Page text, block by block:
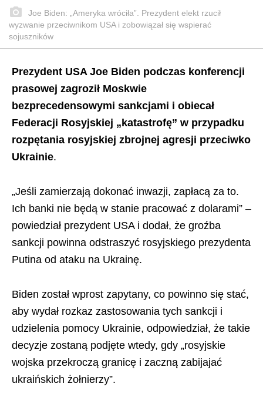
Joe Biden: „Ameryka wróciła”. Prezydent elekt rzucił
wyzwanie przeciwnikom USA i zobowiązał się wspierać
sojuszników
Prezydent USA Joe Biden podczas konferencji
prasowej zagroził Moskwie
bezprecedensowymi sankcjami i obiecał
Federacji Rosyjskiej „katastrofę” w przypadku
rozpętania rosyjskiej zbrojnej agresji przeciwko
Ukrainie.
„Jeśli zamierzają dokonać inwazji, zapłacą za to.
Ich banki nie będą w stanie pracować z dolarami” –
powiedział prezydent USA i dodał, że groźba
sankcji powinna odstraszyć rosyjskiego prezydenta
Putina od ataku na Ukrainę.
Biden został wprost zapytany, co powinno się stać,
aby wydał rozkaz zastosowania tych sankcji i
udzielenia pomocy Ukrainie, odpowiedział, że takie
decyzje zostaną podjęte wtedy, gdy „rosyjskie
wojska przekroczą granicę i zaczną zabijajać
ukraińskich żołnierzy”.